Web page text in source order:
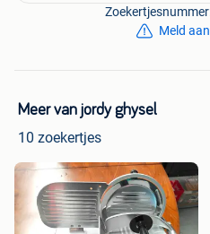
Meld
Meer van jordy ghysel
10 zoekertjes